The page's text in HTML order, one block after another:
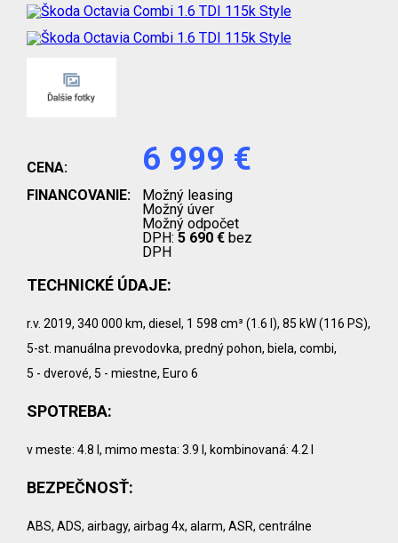
CENA: 6 999 €
FINANCOVANIE:
Možný leasing
Možný úver
Možný odpočet
DPH: 5 690 € bez
DPH
TECHNICKÉ ÚDAJE:
r.v. 2019, 340 000 km, diesel, 1 598 cm³ (1.6 l), 85 kW (116 PS),
5-st. manuálna prevodovka, predný pohon, biela, combi,
5 - dverové, 5 - miestne, Euro 6
SPOTREBA:
v meste: 4.8 l, mimo mesta: 3.9 l, kombinovaná: 4.2 l
BEZPEČNOSŤ:
ABS, ADS, airbagy, airbag 4x, alarm, ASR, centrálne